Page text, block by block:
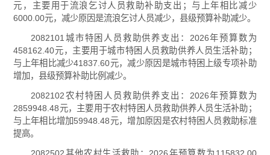
元，主要用于流浪乞讨人员救助补助支出；与上年相比减少
6000.00元，减少原因是流浪乞讨人员减少，县级预算补助减少。
2082101城市特困人员救助供养支出：2026年预算数为
458162.40元，主要用于城市特困人员救助供养人员生活补助；
与上年相比减少41837.60元，减少原因是城市特困上级专项补助
增加，县级预算补助比例减少。
2082102农村特困人员救助供养支出：2026年预算数为
2859948.48元，主要用于农村特困人员救助供养人员生活补助；
与上年相比增加59948.48元，增加原因是农村特困人员救助标准
提高。